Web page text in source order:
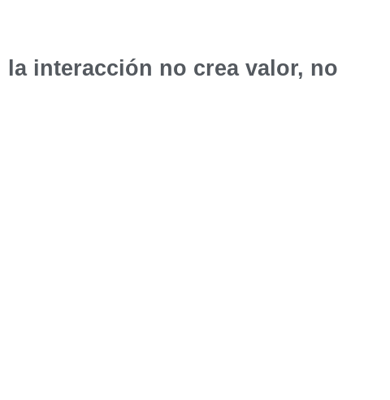
la interacción no crea valor, no